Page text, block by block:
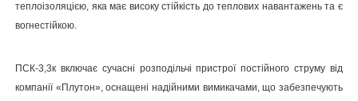
теплоізоляцією, яка має високу стійкість до теплових навантажень та є
вогнестійкою.
ПСК-3,3к включає сучасні розподільчі пристрої постійного струму від
компанії «Плутон», оснащені надійними вимикачами, що забезпечують